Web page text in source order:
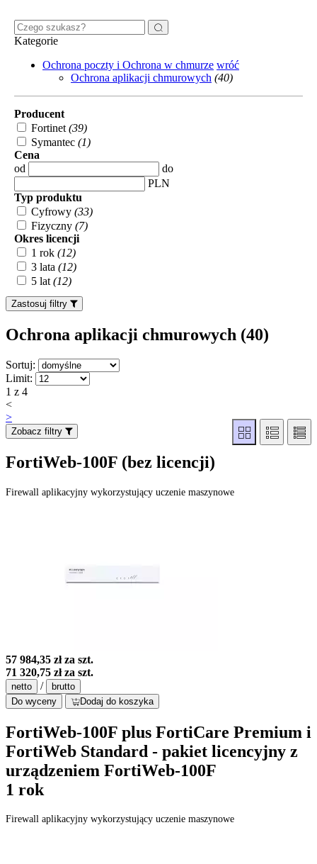
Kategorie
Ochrona poczty i Ochrona w chmurze wróć
Ochrona aplikacji chmurowych (40)
Producent
Fortinet (39)
Symantec (1)
Cena
od
do
PLN
Typ produktu
Cyfrowy (33)
Fizyczny (7)
Okres licencji
1 rok (12)
3 lata (12)
5 lat (12)
Zastosuj filtry
Ochrona aplikacji chmurowych (40)
Sortuj:
Limit:
1 z 4
<
>
Zobacz filtry
FortiWeb-100F (bez licencji)
Firewall aplikacyjny wykorzystujący uczenie maszynowe
57 984,35 złza szt.
71 320,75 złza szt.
netto /
brutto
Do wyceny
Dodaj do koszyka
FortiWeb-100F plus FortiCare Premium i
FortiWeb Standard - pakiet licencyjny z
urządzeniem FortiWeb-100F
1 rok
Firewall aplikacyjny wykorzystujący uczenie maszynowe